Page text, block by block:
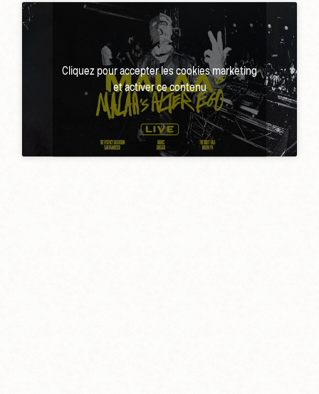
Cliquez pour accepter les cookies marketing
et activer ce contenu